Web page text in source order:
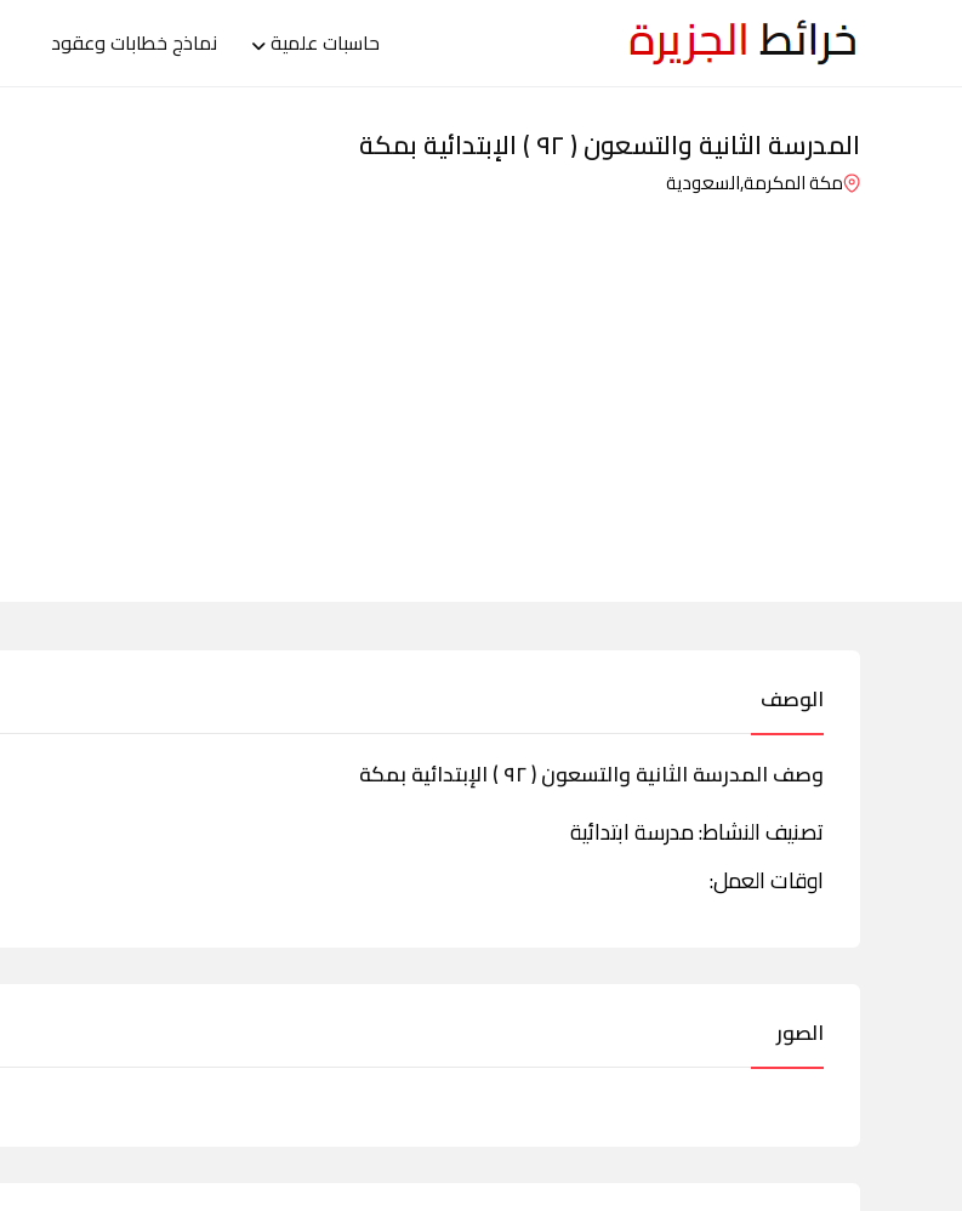
حاسبات علمية نماذج خطابات وعقود
المدرسة الثانية والتسعون ( ٩٢ ) الإبتدائية بمكة
مكة المكرمة,السعودية
الوصف
وصف المدرسة الثانية والتسعون ( ٩٢ ) الإبتدائية بمكة
تصنيف النشاط: مدرسة ابتدائية
اوقات العمل:
الصور